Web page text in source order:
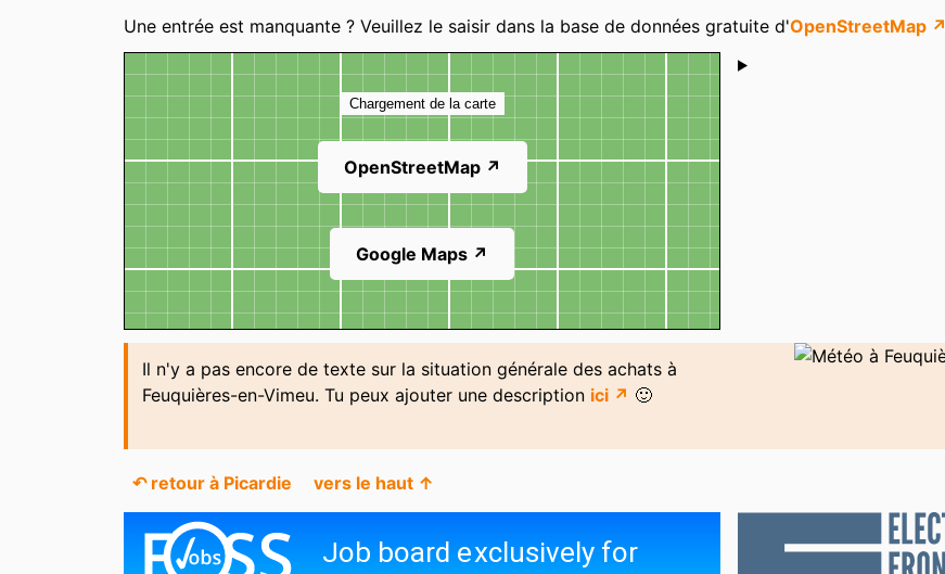
Catégories
Une entrée est manquante ? Veuillez le saisir dans la base de données gratuite d'OpenStreetMap ↗
Carte
Chargement de la carte
OpenStreetMap ↗
Google Maps ↗
Shoutbox
Il n'y a pas encore de texte sur la situation générale des achats à
Feuquières-en-Vimeu. Tu peux ajouter une description ici ↗ 🙂
↶ retour à Picardie vers le haut ↑